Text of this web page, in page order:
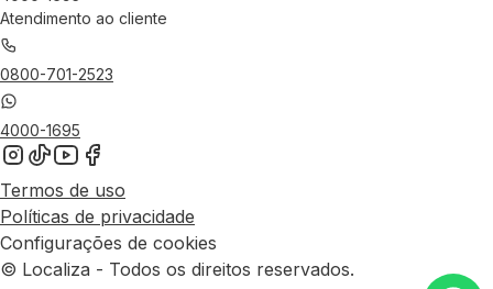
Atendimento ao cliente
0800-701-2523
4000-1695
Termos de uso
Políticas de privacidade
Configurações de cookies
© Localiza - Todos os direitos reservados.